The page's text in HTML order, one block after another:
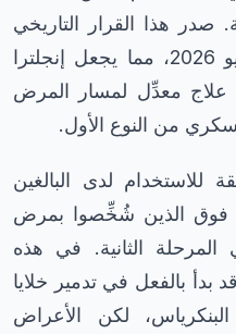
صدر هذا القرار التاريخي
في الثالث والعشرين من يونيو 2026، مما يجعل إنجلترا
علاج معدِّل لمسار المرض
من النوع الأول.
للاستخدام لدى البالغين
فوق الذين شُخِّصوا بمرض
الثانية. في هذه
بدأ بالفعل في تدمير خلايا
لكن الأعراض